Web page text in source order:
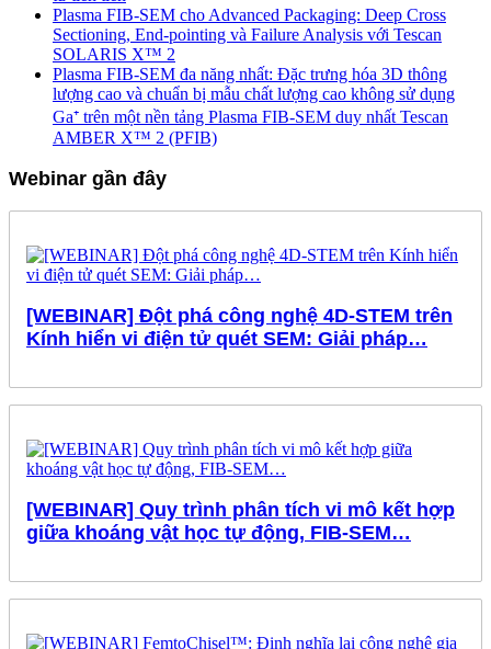
Plasma FIB-SEM cho Advanced Packaging: Deep Cross
Sectioning, End-pointing và Failure Analysis với Tescan
SOLARIS X™ 2
Plasma FIB-SEM đa năng nhất: Đặc trưng hóa 3D thông
lượng cao và chuẩn bị mẫu chất lượng cao không sử dụng
Ga⁺ trên một nền tảng Plasma FIB-SEM duy nhất Tescan
AMBER X™ 2 (PFIB)
Webinar gần đây
[WEBINAR] Đột phá công nghệ 4D-STEM trên
Kính hiển vi điện tử quét SEM: Giải pháp…
[WEBINAR] Quy trình phân tích vi mô kết hợp
giữa khoáng vật học tự động, FIB-SEM…